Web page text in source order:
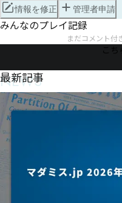
情報を修正 管理者申請
みんなのプレイ記録
まだコメント付
こち
NEWS
最新記事